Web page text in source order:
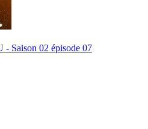
Saison 02 épisode 07